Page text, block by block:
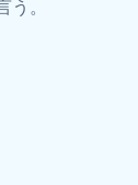
う。